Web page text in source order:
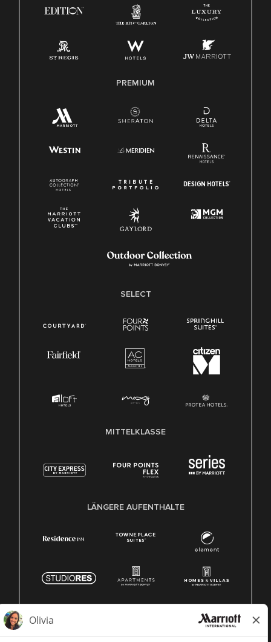
PREMIUM
SELECT
MITTELKLASSE
LÄNGERE AUFENTHALTE